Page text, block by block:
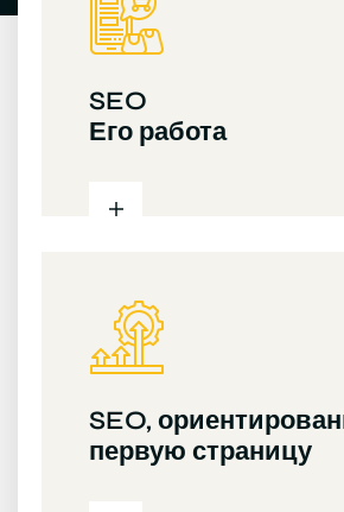
SEO
Его работа
SEO,
первую страницу